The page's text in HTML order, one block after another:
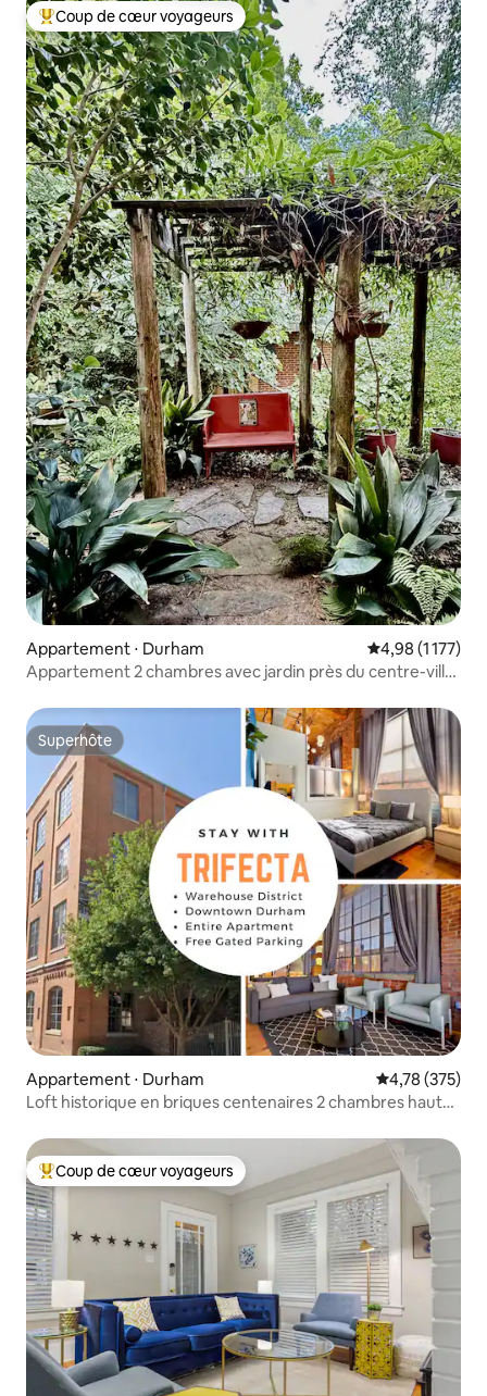
Coups de cœur voyageurs les plus appréciés
Coup de cœur voyageurs
Appartement ⋅ Durham Évaluation
4,98 (1 177)
Appartement 2 chambres avec jardin près du centre-ville
Superhôte
Superhôte
Appartement ⋅ Durham Évaluation
4,78 (375)
Loft historique en briques centenaires 2 chambres haut
Coups de cœur voyageurs les plus appréciés
Coup de cœur voyageurs